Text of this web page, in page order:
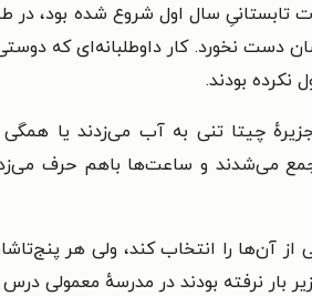
تابستانیِ سال اول شروع شده بود،
نخورد. کار داوطلبانه‌ای که
نکرده بودند.
چیتا تنی به آب می‌زدند یا
جمع می‌شدند و ساعت‌ها باهم حرف
آن‌ها را انتخاب کند، ولی هر
بار نرفته بودند در مدرسهٔ معمولی درس